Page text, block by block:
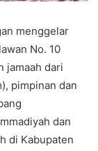
menggelar
No. 10
jamaah dari
pimpinan dan
dan
di Kabupaten